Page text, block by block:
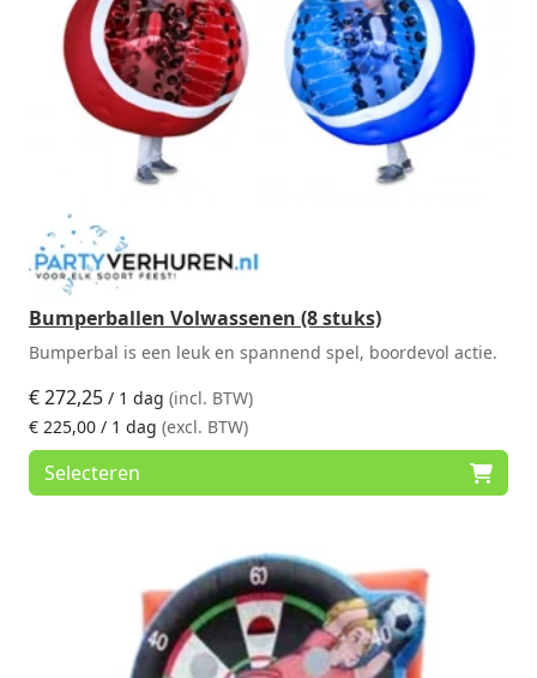
Bumperballen Volwassenen (8 stuks)
Bumperbal is een leuk en spannend spel, boordevol actie.
€272,25 / 1 dag (incl. BTW)
€ 225,00 / 1 dag (excl. BTW)
Selecteren